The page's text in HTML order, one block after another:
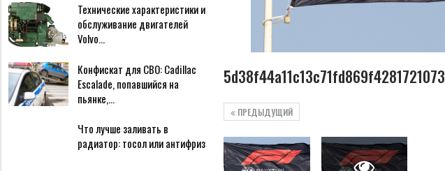
5d38f44a11c13c71fd869f4281721073
ПРЕДЫДУЩИЙ
Технические характеристики и
обслуживание двигателей
Volvo…
Конфискат для СВО: Cadillac
Escalade, попавшийся на
пьянке,…
Что лучше заливать в
радиатор: тосол или антифриз